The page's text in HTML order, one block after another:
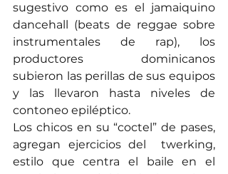
sugestivo como es el jamaiquino
dancehall (beats de reggae sobre
instrumentales de rap), los
productores  dominicanos
subieron las perillas de sus equipos
y las llevaron hasta niveles de
contoneo epiléptico.
Los chicos en su “coctel” de pases,
agregan ejercicios del  twerking,
estilo que centra el baile en el